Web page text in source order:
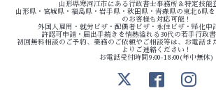
山形県寒河江市にある行政書士事務所＆特定技能
山形県・宮城県・福島県・岩手県・秋田県・青森県の東北6県
のお客様も対応可能！
外国人雇用・就労ビザ・配偶者ビザ・永住ビザ・帰化申
許認可申請・届出手続きを情熱溢れる30代の若手行政書
初回無料相談のご予約、業務のご依頼やご相談等は、お電話ま
よりご連絡ください！
お電話受付時間9:00-18:00(年中無休)